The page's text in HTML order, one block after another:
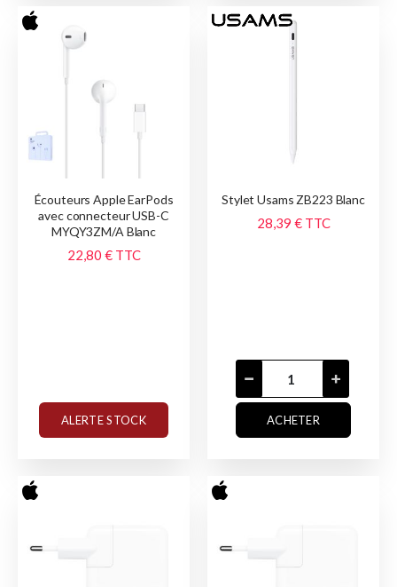
Écouteurs Apple EarPods
avec connecteur USB-C
MYQY3ZM/A Blanc
22,80 € TTC
ALERTE STOCK
Stylet Usams ZB223 Blanc
28,39 € TTC
ACHETER